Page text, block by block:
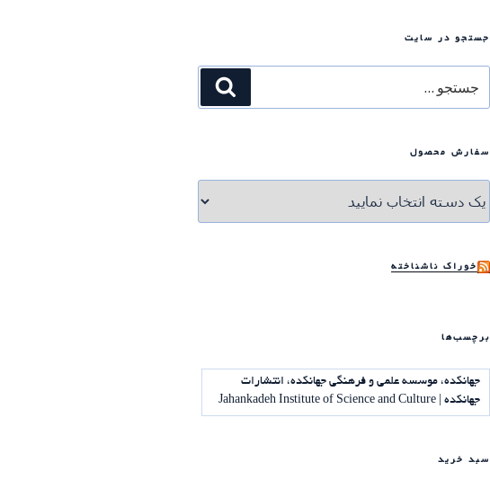
جستجو در سایت
برای
سفارش محصول
خوراک ناشناخته
برچسب‌ها
جهانکده، موسسه علمی و فرهنگی جهانکده، انتشارات
جهانکده | Jahankadeh Institute of Science and Culture
سبد خرید